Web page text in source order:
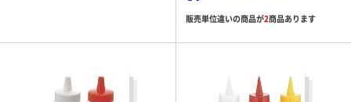
販売単位違いの商品が2商品あります